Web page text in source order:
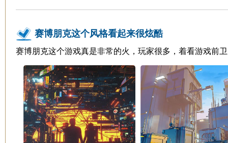
赛博朋克这个风格看起来很炫酷
赛博朋克这个游戏真是非常的火，玩家很多，着看游戏前